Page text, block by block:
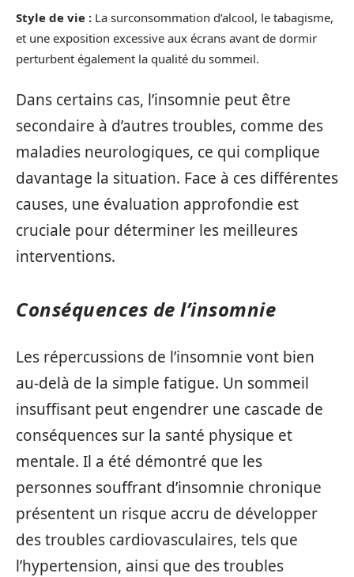
Style de vie : La surconsommation d’alcool, le tabagisme,
et une exposition excessive aux écrans avant de dormir
perturbent également la qualité du sommeil.
Dans certains cas, l’insomnie peut être
secondaire à d’autres troubles, comme des
maladies neurologiques, ce qui complique
davantage la situation. Face à ces différentes
causes, une évaluation approfondie est
cruciale pour déterminer les meilleures
interventions.
Conséquences de l’insomnie
Les répercussions de l’insomnie vont bien
au-delà de la simple fatigue. Un sommeil
insuffisant peut engendrer une cascade de
conséquences sur la santé physique et
mentale. Il a été démontré que les
personnes souffrant d’insomnie chronique
présentent un risque accru de développer
des troubles cardiovasculaires, tels que
l’hypertension, ainsi que des troubles